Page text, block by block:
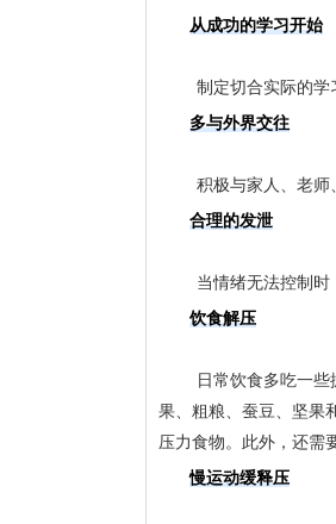
从成功的学习开始
制定切合实际的
多与外界交往
积极与家人、老
合理的发泄
当情绪无法控制
饮食解压
果、粗粮、蚕豆、坚果
压力食物。此外，还需
慢运动缓释压